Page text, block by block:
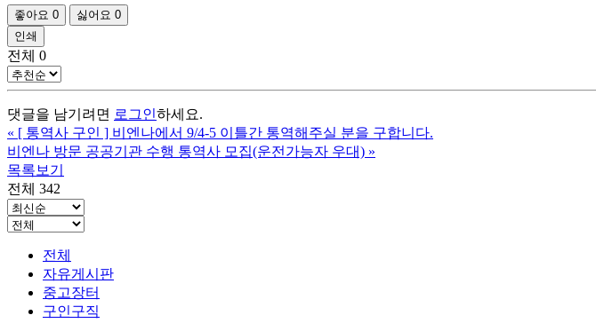
좋아요 0 싫어요 0
인쇄
전체 0
댓글을 남기려면 로그인하세요.
« [ 통역사 구인 ] 비엔나에서 9/4-5 이틀간 통역해주실 분을 구합니다.
비엔나 방문 공공기관 수행 통역사 모집(운전가능자 우대) »
목록보기
전체 342
전체
자유게시판
중고장터
구인구직